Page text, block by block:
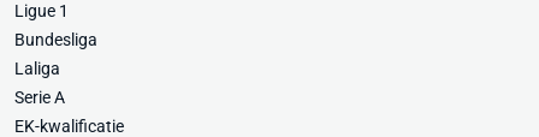
Ligue 1
Bundesliga
Laliga
Serie A
EK-kwalificatie